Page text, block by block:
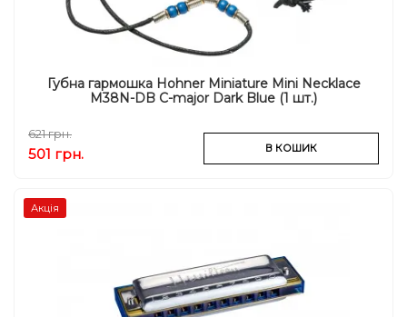
Губна гармошка Hohner Miniature Mini Necklace
M38N-DB C-major Dark Blue (1 шт.)
621 грн.
501 грн. В КОШИК
Акція